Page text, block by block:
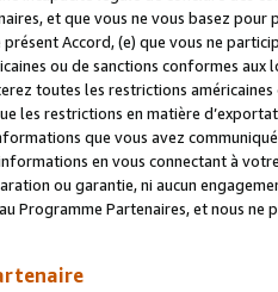
et que vous ne vous basez
Accord, (e) que vous ne
ou de sanctions conformes
toutes les restrictions
les restrictions en matière
que vous avez
en vous connectant à
ou garantie, ni aucun
Programme Partenaires, et nous